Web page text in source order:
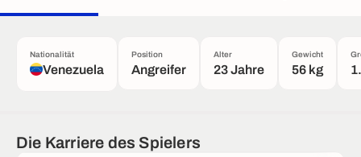
Nationalität
Venezuela
Position
Angreifer
Alter
23 Jahre
Gewicht
56 kg
Die Karriere des Spielers